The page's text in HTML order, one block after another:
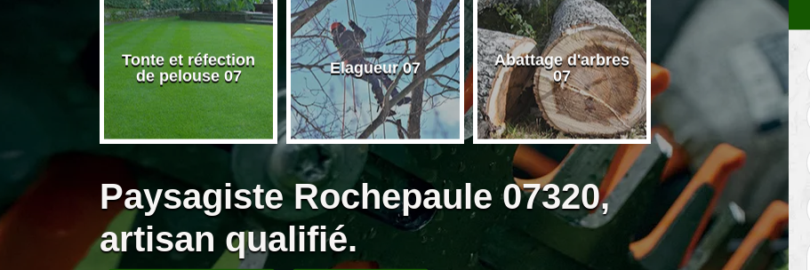
Tonte et réfection
de pelouse 07
Elagueur 07
Abattage d'arbres
07
Taille de haie 07
Paysagiste Rochepaule 07320,
artisan qualifié.